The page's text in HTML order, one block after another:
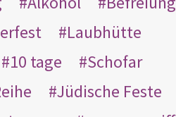
Laubhütte
10 tage
Schofar
Jüdische Feste